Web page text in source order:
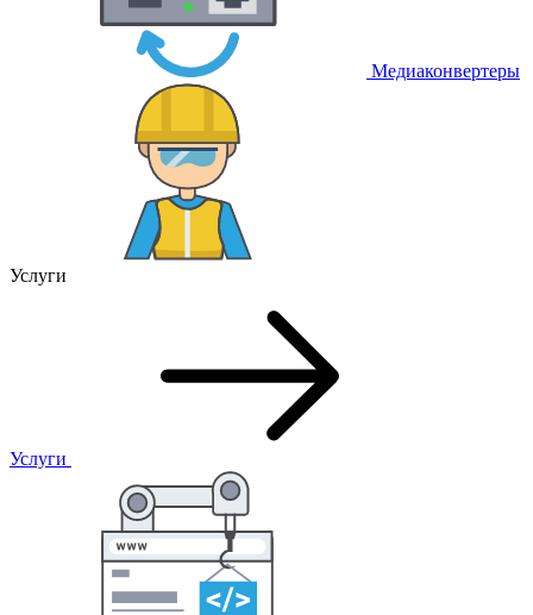
Медиаконвертеры
Услуги
Услуги